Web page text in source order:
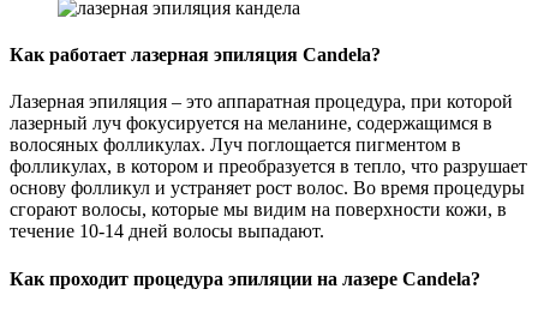
Как работает лазерная эпиляция Candela?
Лазерная эпиляция – это аппаратная процедура, при которой
лазерный луч фокусируется на меланине, содержащимся в
волосяных фолликулах. Луч поглощается пигментом в
фолликулах, в котором и преобразуется в тепло, что разрушает
основу фолликул и устраняет рост волос. Во время процедуры
сгорают волосы, которые мы видим на поверхности кожи, в
течение 10-14 дней волосы выпадают.
Как проходит процедура эпиляции на лазере Candela?